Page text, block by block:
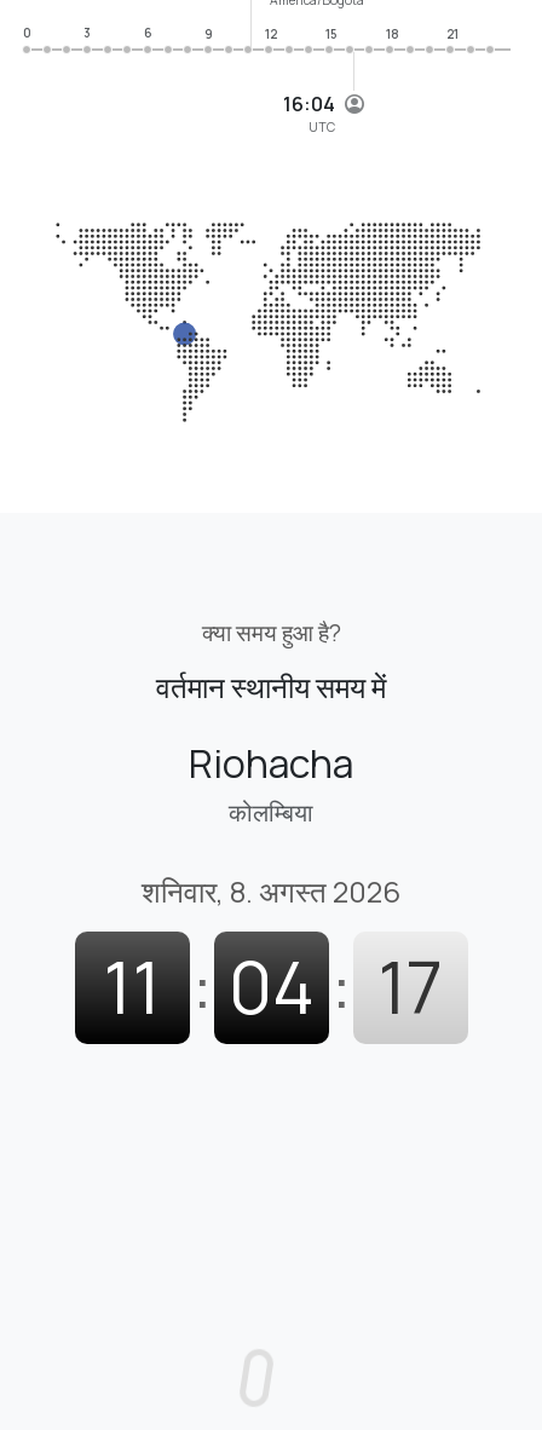
16:04
UTC
0
3 6 9 12 15 18 21
क्या समय हुआ है?
वर्तमान स्थानीय समय में
Riohacha
कोलम्बिया
शनिवार, 8. अगस्त 2026
11 : 04 : 18